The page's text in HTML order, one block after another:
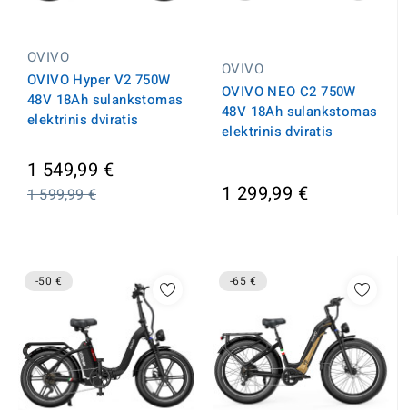
OVIVO
OVIVO Hyper V2 750W
48V 18Ah sulankstomas
elektrinis dviratis
1 549,99 €Įprasta
1 599,99 €
OVIVO
OVIVO NEO C2 750W
48V 18Ah sulankstomas
elektrinis dviratis
1 299,99 €
-50 € -65 €